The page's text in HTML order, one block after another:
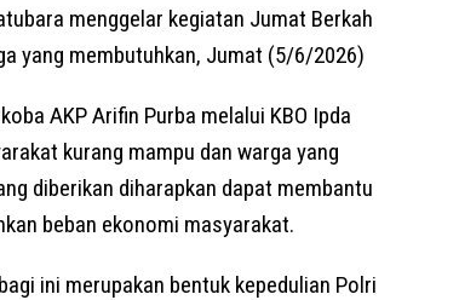
menggelar kegiatan Jumat Berkah
yang membutuhkan, Jumat (5/6/2026)
AKP Arifin Purba melalui KBO Ipda
kurang mampu dan warga yang
diberikan diharapkan dapat membantu
beban ekonomi masyarakat.
ini merupakan bentuk kepedulian Polri